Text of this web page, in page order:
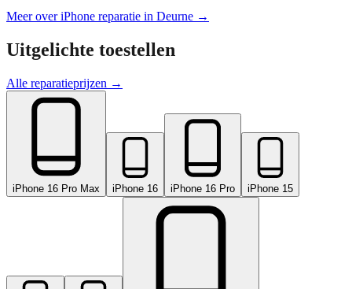
Meer over iPhone reparatie in Deurne →
Uitgelichte toestellen
Alle reparatieprijzen →
iPhone 16 Pro Max iPhone 16 iPhone 16 Pro iPhone 15